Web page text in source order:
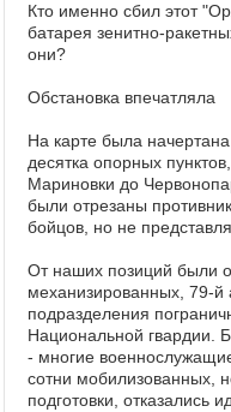
Кто именно сбил этот
батарея зенитно-
они?
Обстановка впечатляла
На карте была
десятка опорных
Мариновки до
были отрезаны
бойцов, но не
От наших позиций были
механизированных, 79-й
подразделения
Национальной гвардии.
- многие
сотни мобилизованных,
подготовки, отказались